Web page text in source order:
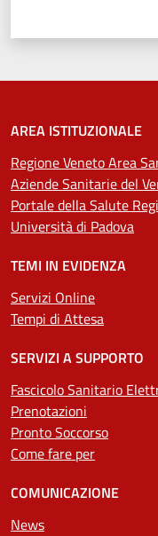
AREA ISTITUZIONALE
Regione Veneto Area
Aziende Sanitarie del
Portale della Salute
Università di Padova
TEMI IN EVIDENZA
Servizi Online
Tempi di Attesa
SERVIZI A SUPPORTO
Fascicolo Sanitario
Prenotazioni
Pronto Soccorso
Come fare per
COMUNICAZIONE
News